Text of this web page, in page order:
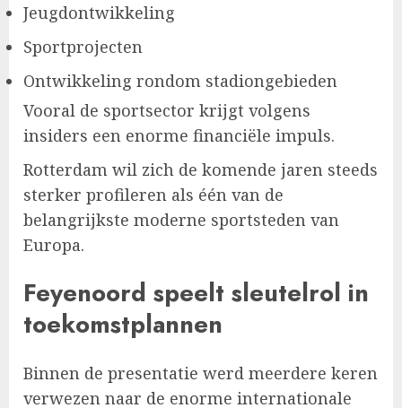
Jeugdontwikkeling
Sportprojecten
Ontwikkeling rondom stadiongebieden
Vooral de sportsector krijgt volgens
insiders een enorme financiële impuls.
Rotterdam wil zich de komende jaren steeds
sterker profileren als één van de
belangrijkste moderne sportsteden van
Europa.
Feyenoord speelt sleutelrol in
toekomstplannen
Binnen de presentatie werd meerdere keren
verwezen naar de enorme internationale